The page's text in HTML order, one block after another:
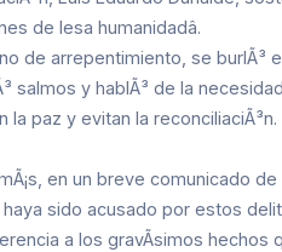
de lesa humanidadâ.
de arrepentimiento, se burlÃ³
salmos y hablÃ³ de la
la paz y evitan la
en un breve comunicado
haya sido acusado por estos
a los gravÃ­simos hechos